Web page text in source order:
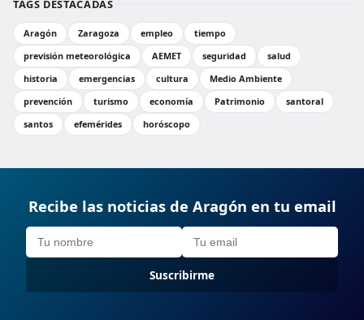
TAGS DESTACADAS
Aragón Zaragoza empleo
tiempo
previsión meteorológica
AEMET seguridad
salud
historia
emergencias cultura
Medio Ambiente
prevención
turismo economía Patrimonio
santoral
santos
efemérides horóscopo
Recibe las noticias de Aragón en tu email
Suscribirme